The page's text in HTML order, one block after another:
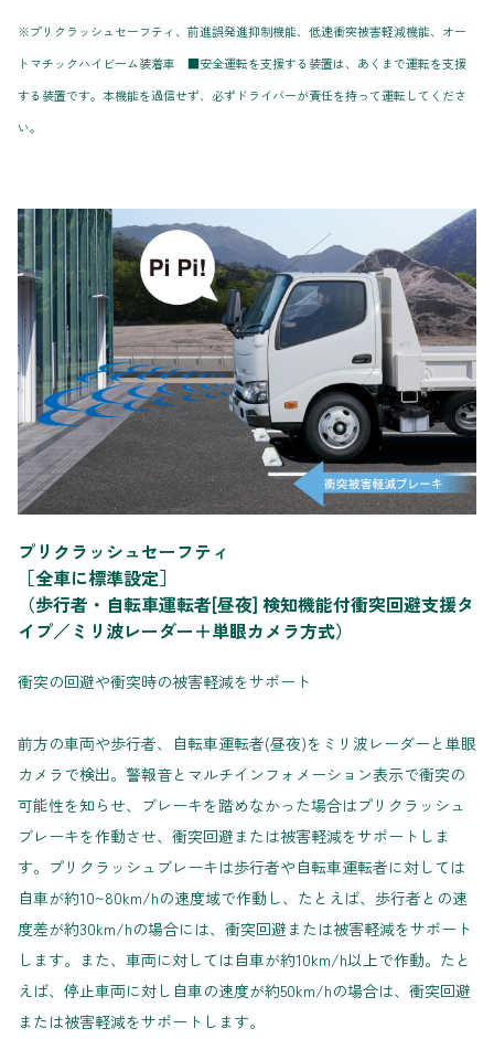
※プリクラッシュセーフティ、前進誤発進抑制機能、低速衝突被害軽減機能、オー
トマチックハイビーム装着車 ■安全運転を支援する装置は、あくまで運転を支援
する装置です。本機能を過信せず、必ずドライバーが責任を持って運転してくださ
い。
プリクラッシュセーフティ
［全車に標準設定］
（歩行者・自転車運転者[昼夜] 検知機能付衝突回避支援タ
イプ／ミリ波レーダー＋単眼カメラ方式）
衝突の回避や衝突時の被害軽減をサポート
前方の車両や歩行者、自転車運転者(昼夜)をミリ波レーダーと単眼
カメラで検出。警報音とマルチインフォメーション表示で衝突の
可能性を知らせ、ブレーキを踏めなかった場合はプリクラッシュ
ブレーキを作動させ、衝突回避または被害軽減をサポートしま
す。プリクラッシュブレーキは歩行者や自転車運転者に対しては
自車が約10~80km/hの速度域で作動し、たとえば、歩行者との速
度差が約30km/hの場合には、衝突回避または被害軽減をサポート
します。また、車両に対しては自車が約10km/h以上で作動。たと
えば、停止車両に対し自車の速度が約50km/hの場合は、衝突回避
または被害軽減をサポートします。